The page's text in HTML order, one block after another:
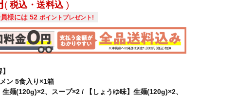
税込・送料込
様には 52 ポイントプレゼント!
ン 5食入り×1箱
生麺(120g)×2、スープ×2 / 【しょうゆ味】生麺(120g)×2、